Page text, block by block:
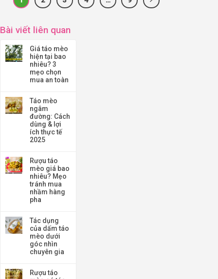
Bài viết liên quan
Giá táo mèo
hiện tại bao
nhiêu? 3
mẹo chọn
mua an toàn
Táo mèo
ngâm
đường: Cách
dùng & lợi
ích thực tế
2025
Rượu táo
mèo giá bao
nhiêu? Mẹo
tránh mua
nhầm hàng
pha
Tác dụng
của dấm táo
mèo dưới
góc nhìn
chuyên gia
Rượu táo